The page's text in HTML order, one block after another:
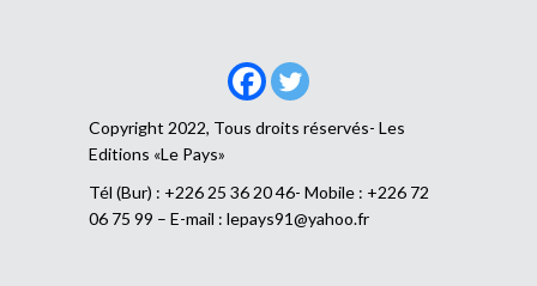
Copyright 2022, Tous droits réservés- Les
Editions «Le Pays»
Tél (Bur) : +226 25 36 20 46- Mobile : +226 72
06 75 99 – E-mail : lepays91@yahoo.fr